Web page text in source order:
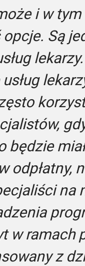
i w
Są
będzie
odpłatny,
na
w ramach
z